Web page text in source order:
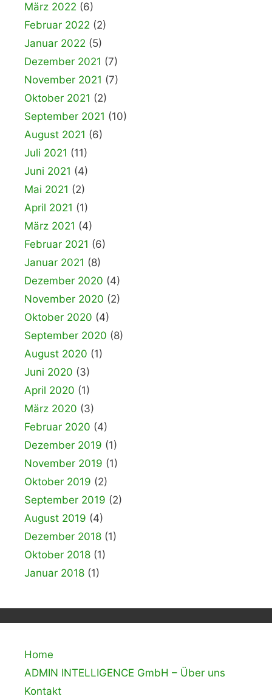
März 2022 (6)
Februar 2022 (2)
Januar 2022 (5)
Dezember 2021 (7)
November 2021 (7)
Oktober 2021 (2)
September 2021 (10)
August 2021 (6)
Juli 2021 (11)
Juni 2021 (4)
Mai 2021 (2)
April 2021 (1)
März 2021 (4)
Februar 2021 (6)
Januar 2021 (8)
Dezember 2020 (4)
November 2020 (2)
Oktober 2020 (4)
September 2020 (8)
August 2020 (1)
Juni 2020 (3)
April 2020 (1)
März 2020 (3)
Februar 2020 (4)
Dezember 2019 (1)
November 2019 (1)
Oktober 2019 (2)
September 2019 (2)
August 2019 (4)
Dezember 2018 (1)
Oktober 2018 (1)
Januar 2018 (1)
Home
ADMIN INTELLIGENCE GmbH – Über uns
Kontakt